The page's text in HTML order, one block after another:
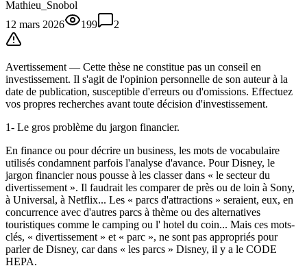
Mathieu_Snobol
12 mars 2026
199 2
Avertissement — Cette thèse ne constitue pas un conseil en
investissement. Il s'agit de l'opinion personnelle de son auteur à la
date de publication, susceptible d'erreurs ou d'omissions. Effectuez
vos propres recherches avant toute décision d'investissement.
1- Le gros problème du jargon financier.
En finance ou pour décrire un business, les mots de vocabulaire
utilisés condamnent parfois l'analyse d'avance. Pour Disney, le
jargon financier nous pousse à les classer dans « le secteur du
divertissement ». Il faudrait les comparer de près ou de loin à Sony,
à Universal, à Netflix... Les « parcs d'attractions » seraient, eux, en
concurrence avec d'autres parcs à thème ou des alternatives
touristiques comme le camping ou l' hotel du coin... Mais ces mots-
clés, « divertissement » et « parc », ne sont pas appropriés pour
parler de Disney, car dans « les parcs » Disney, il y a le CODE
HEPA.